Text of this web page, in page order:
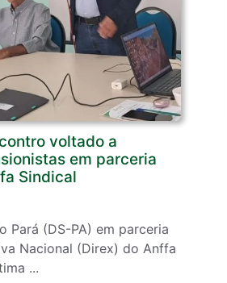
voltado a
em parceria
Sindical
Pará (DS-PA) em parceria
Nacional (Direx) do Anffa
...